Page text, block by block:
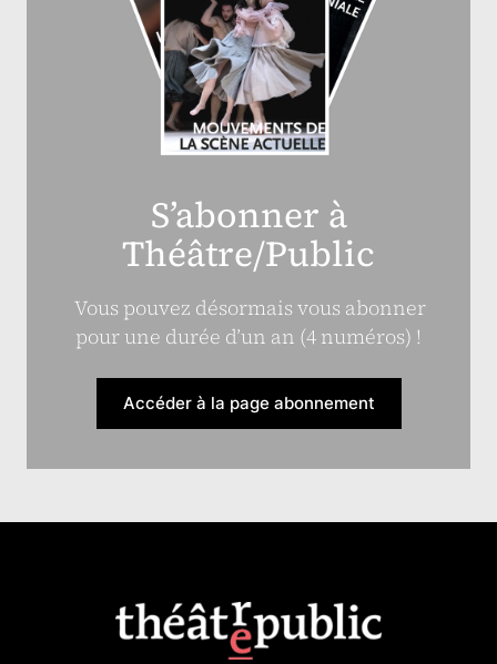
S’abonner à
Théâtre/Public
Vous pouvez désormais vous abonner
pour une durée d’un an (4 numéros) !
Accéder à la page abonnement